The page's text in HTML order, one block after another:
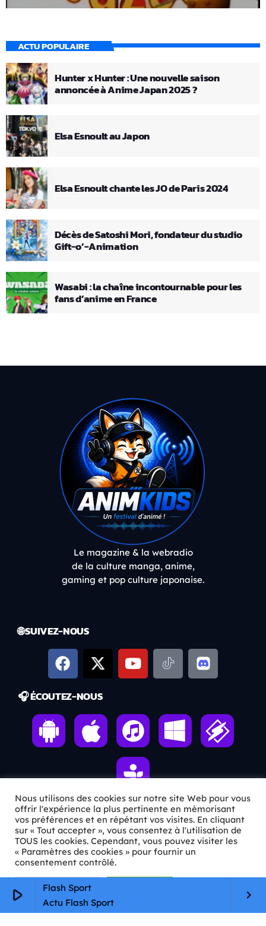
play_arrow
Flash Sport
Actu Flash Sport
keyboard_arrow_right
ACTU POPULAIRE
Hunter x Hunter : Une nouvelle saison
annoncée à Anime Japan 2025 ?
Elsa Esnoult au Japon
Elsa Esnoult chante les JO de Paris 2024
Décès de Satoshi Mori, fondateur du studio
Gift-o’-Animation
Wasabi : la chaîne incontournable pour les
fans d’anime en France
Le magazine & la webradio
de la culture manga, anime,
gaming et pop culture japonaise.
🌐 SUIVEZ-NOUS
🎧 ÉCOUTEZ-NOUS
ℹ️ INFOS PRATIQUES
✉️Contact
🦊Qui sommes-nous ?
📄
Mentions légales
Nous utilisons des cookies sur notre site Web pour vous
offrir l'expérience la plus pertinente en mémorisant
vos préférences et en répétant vos visites. En cliquant
sur « Tout accepter », vous consentez à l'utilisation de
TOUS les cookies. Cependant, vous pouvez visiter les
« Paramètres des cookies » pour fournir un
consentement contrôlé.
Paramètres Cookie